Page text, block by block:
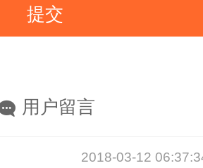
用户留言
2018-03-12